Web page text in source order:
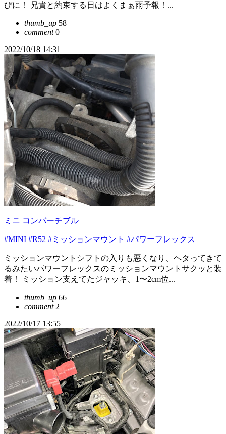
びに！ 兄貴と約束する日はよくまぁ雨予報！...
thumb_up 58
comment0
2022/10/18 14:31
ミニ コンバーチブル
#MINI #R52 #ミッションマウント #パワーフレックス
ミッションマウントシフトの入りも悪くなり、ヘタってきて
るみたいパワーフレックスのミッションマウントサクッと装
着！ ミッション支えてたジャッキ、1〜2cm位...
thumb_up 66
comment2
2022/10/17 13:55